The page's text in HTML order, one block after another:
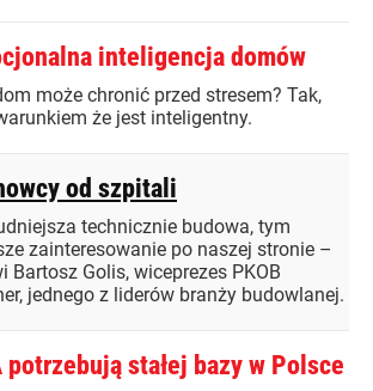
inteligencja domów
może chronić przed stresem? Tak,
że jest inteligentny.
od szpitali
technicznie budowa, tym
zainteresowanie po naszej stronie –
Bartosz Golis, wiceprezes PKOB
jednego z liderów branży budowlanej.
potrzebują stałej bazy w Polsce